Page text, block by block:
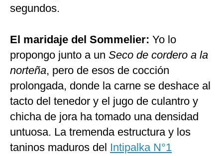
segundos.
El maridaje del Sommelier: Yo lo
propongo junto a un Seco de cordero a la
norteña, pero de esos de cocción
prolongada, donde la carne se deshace al
tacto del tenedor y el jugo de culantro y
chicha de jora ha tomado una densidad
untuosa. La tremenda estructura y los
taninos maduros del Intipalka N°1